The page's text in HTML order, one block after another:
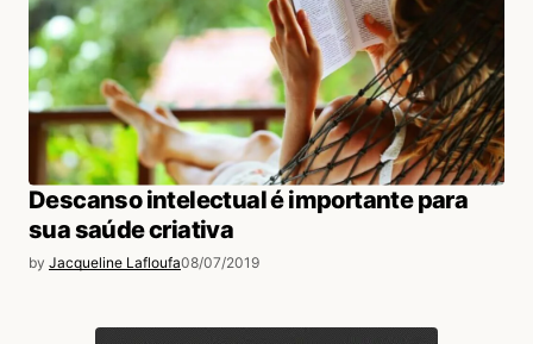
Descanso intelectual é importante para
sua saúde criativa
by Jacqueline Lafloufa08/07/2019